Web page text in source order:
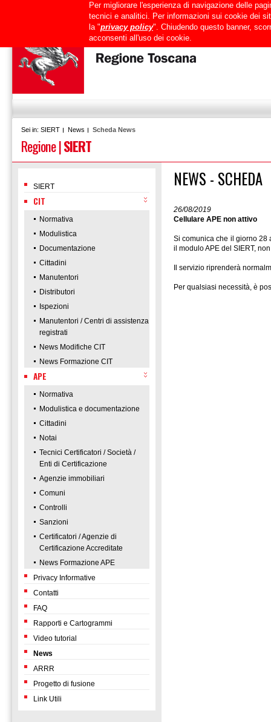
Mappa del sito RTRT Intranet
Sei in: SIERT News Scheda News
Regione|SIERT
SIERT
CIT
Normativa
Modulistica
Documentazione
Cittadini
Manutentori
Distributori
Ispezioni
Manutentori / Centri di assistenza
registrati
News Modifiche CIT
News Formazione CIT
APE
Normativa
Modulistica e documentazione
Cittadini
Notai
Tecnici Certificatori / Società /
Enti di Certificazione
Agenzie immobiliari
Comuni
Controlli
Sanzioni
Certificatori / Agenzie di
Certificazione Accreditate
News Formazione APE
Privacy Informative
Contatti
FAQ
Rapporti e Cartogrammi
Video tutorial
News
ARRR
Progetto di fusione
Link Utili
NEWS - SCHEDA
26/08/2019
Cellulare APE non attivo
Si comunica che il giorno 28
il modulo APE del SIERT,
Il servizio riprenderà
Per qualsiasi necessità, è
Per migliorare l'esperienza di navigazione delle
tecnici e analitici. Per informazioni sui cookie dei
la "privacy policy". Chiudendo questo banner,
acconsenti all'uso dei cookie.